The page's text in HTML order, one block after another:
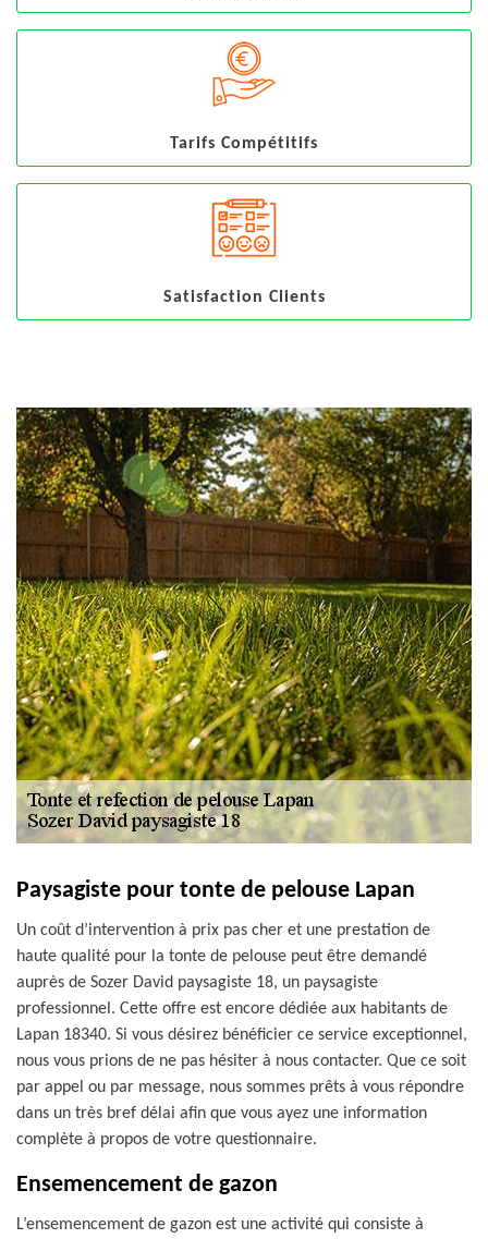
Tarifs Compétitifs
Satisfaction Clients
Paysagiste pour tonte de pelouse Lapan
Un coût d’intervention à prix pas cher et une prestation de
haute qualité pour la tonte de pelouse peut être demandé
auprès de Sozer David paysagiste 18, un paysagiste
professionnel. Cette offre est encore dédiée aux habitants de
Lapan 18340. Si vous désirez bénéficier ce service exceptionnel,
nous vous prions de ne pas hésiter à nous contacter. Que ce soit
par appel ou par message, nous sommes prêts à vous répondre
dans un très bref délai afin que vous ayez une information
complète à propos de votre questionnaire.
Ensemencement de gazon
L’ensemencement de gazon est une activité qui consiste à